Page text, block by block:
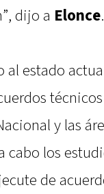
dijo a Elonce.
al estado
y las
cabo los
de